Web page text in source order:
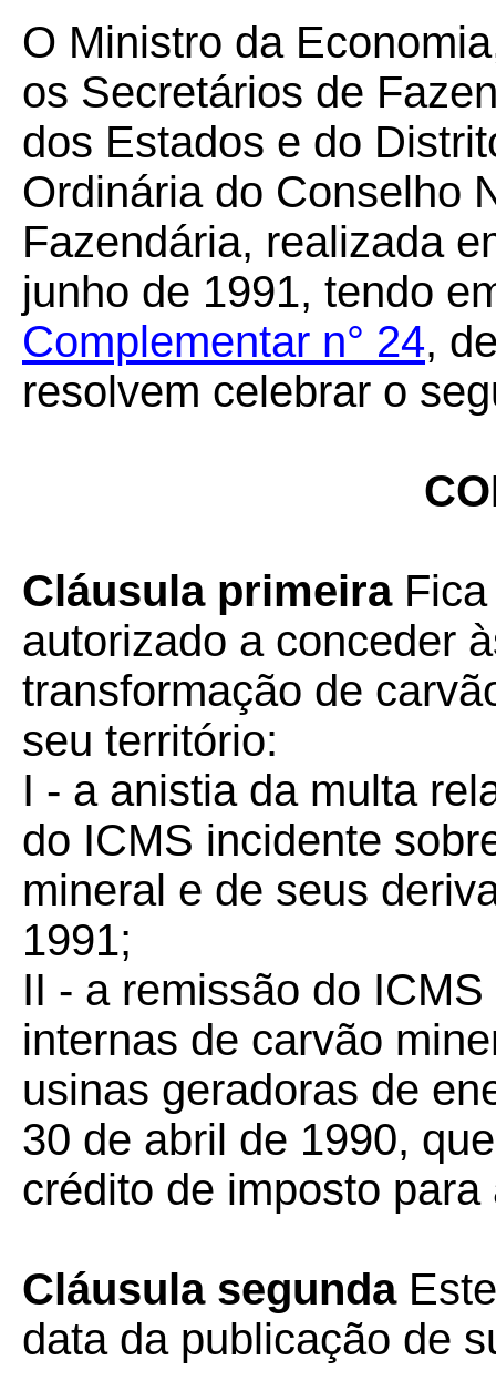
O Ministro da
os Secretários de
dos Estados e do
Ordinária do Conselho
Fazendária, realizada
junho de 1991, tendo
Complementar n° 24,
resolvem celebrar o
Cláusula primeiraFica
autorizado a conceder
transformação de
seu território:
I - a anistia da multa
do ICMS incidente
mineral e de seus
1991;
II - a remissão do
internas de carvão
usinas geradoras de
30 de abril de 1990,
crédito de imposto
Cláusula segunda
data da publicação de